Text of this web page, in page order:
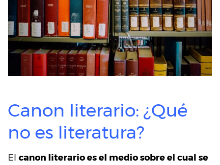
Canon literario: ¿Qué
no es literatura?
El canon literario es el medio sobre el cual se